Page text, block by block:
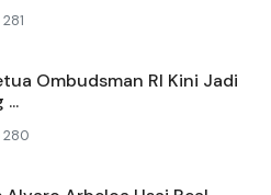
281
Ombudsman RI Kini Jadi
...
280